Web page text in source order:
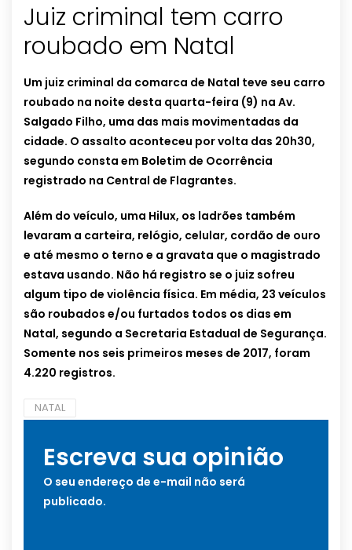
Juiz criminal tem carro
roubado em Natal
Um juiz criminal da comarca de Natal teve seu carro
roubado na noite desta quarta-feira (9) na Av.
Salgado Filho, uma das mais movimentadas da
cidade. O assalto aconteceu por volta das 20h30,
segundo consta em Boletim de Ocorrência
registrado na Central de Flagrantes.
Além do veículo, uma Hilux, os ladrões também
levaram a carteira, relógio, celular, cordão de ouro
e até mesmo o terno e a gravata que o magistrado
estava usando. Não há registro se o juiz sofreu
algum tipo de violência física. Em média, 23 veículos
são roubados e/ou furtados todos os dias em
Natal, segundo a Secretaria Estadual de Segurança.
Somente nos seis primeiros meses de 2017, foram
4.220 registros.
NATAL
Escreva sua opinião
O seu endereço de e-mail não será
publicado.